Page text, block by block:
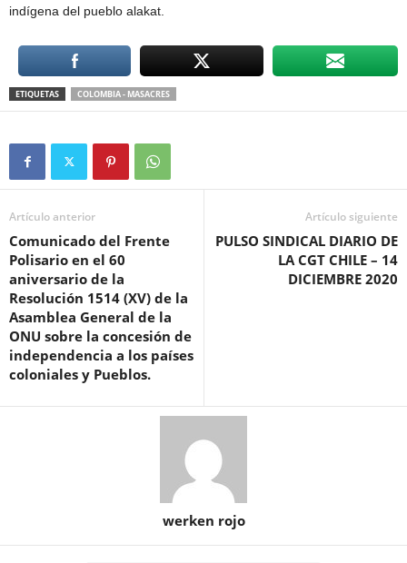
indígena del pueblo alakat.
ETIQUETAS COLOMBIA - MASACRES
Artículo anterior
Comunicado del Frente
Polisario en el 60
aniversario de la
Resolución 1514 (XV) de la
Asamblea General de la
ONU sobre la concesión de
independencia a los países
coloniales y Pueblos.
Artículo siguiente
PULSO SINDICAL DIARIO DE
LA CGT CHILE – 14
DICIEMBRE 2020
werken rojo